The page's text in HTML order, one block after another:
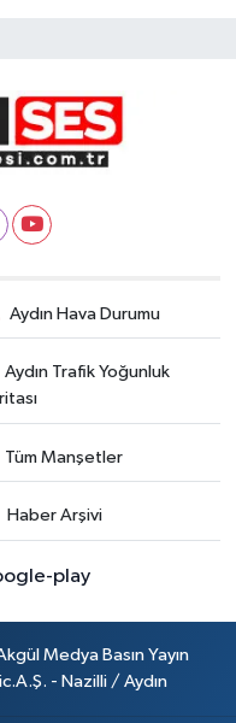
Aydın Hava Durumu
Aydın Trafik Yoğunluk
Tüm Manşetler
Haber Arşivi
Medya Basın Yayın
- Nazilli / Aydın